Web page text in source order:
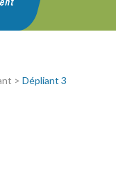
> Dépliant 3